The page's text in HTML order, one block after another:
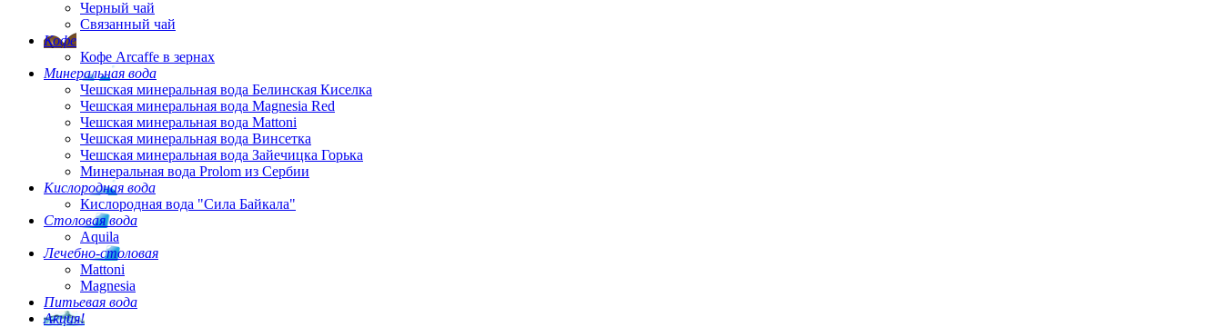
Черный чай
Связанный чай
Кофе
Кофе Arcaffe в зернах
Минеральная вода
Чешская минеральная вода Белинская Киселка
Чешская минеральная вода Magnesia Red
Чешская минеральная вода Mattoni
Чешская минеральная вода Винсетка
Чешская минеральная вода Зайечицка Горька
Минеральная вода Prolom из Сербии
Кислородная вода
Кислородная вода "Сила Байкала"
Столовая вода
Aquila
Лечебно-столовая
Mattoni
Magnesia
Питьевая вода
Акция!